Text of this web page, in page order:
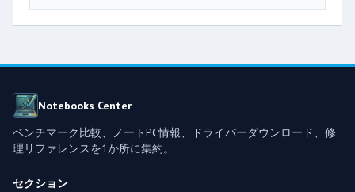
Notebooks Center
ベンチマーク比較、ノートPC情報、ドライバーダウンロード、修
理リファレンスを1か所に集約。
セクション